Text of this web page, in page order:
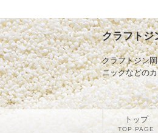
クラフトジ
クラフトジン
ニックなどの
トップ
TOP PAGE